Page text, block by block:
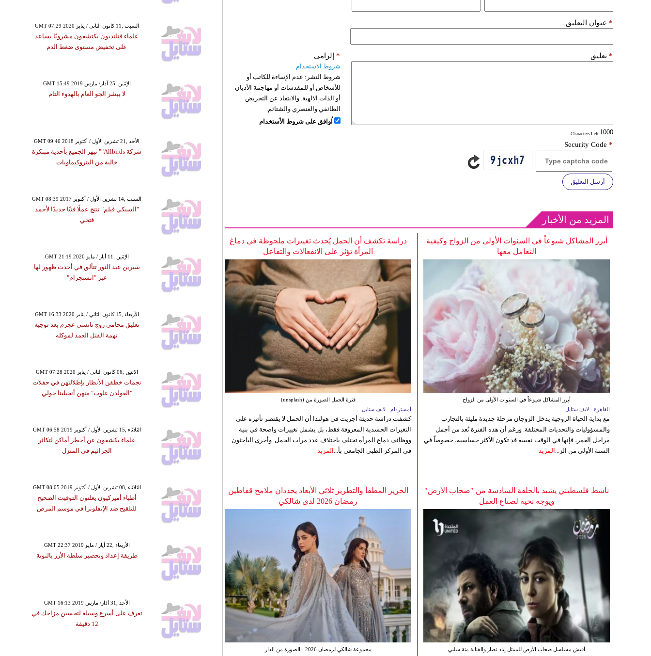
عنوان التعليق *
تعليق *
: Characters Left
إلزامي *
شروط الاستخدام
شروط النشر: عدم الإساءة للكاتب أو
للأشخاص أو للمقدسات أو مهاجمة الأديان
أو الذات الالهية. والابتعاد عن التحريض
الطائفي والعنصري والشتائم.
اُوافق على شروط الأستخدام
Security Code *
أرسل التعليق
المزيد من الأخبار
دراسة تكشف أن الحمل يُحدث تغييرات ملحوظة في دماغ
المرأة تؤثر على الانفعالات والتفاعل
فترة الحمل الصورة من (unsplash)
أمستردام - لايف ستايل
كشفت دراسة حديثة أجريت في هولندا أن الحمل لا يقتصر تأثيره على
التغيرات الجسدية المعروفة فقط، بل يشمل تغييرات واضحة في بنية
ووظائف دماغ المرأة تختلف باختلاف عدد مرات الحمل. وأجرى الباحثون
في المركز الطبي الجامعي بأ... المزيد
أبرز المشاكل شيوعاً في السنوات الأولى من الزواج وكيفية
التعامل معها
أبرز المشاكل شيوعاً في السنوات الأولى من الزواج
القاهرة - لايف ستايل
مع بداية الحياة الزوجية يدخل الزوجان مرحلة جديدة مليئة بالتجارب
والمسؤوليات والتحديات المختلفة. ورغم أن هذه الفترة تُعد من أجمل
مراحل العمر، فإنها في الوقت نفسه قد تكون الأكثر حساسية، خصوصاً في
السنة الأولى من الز... المزيد
الحرير المطفأ والتطريز ثلاثي الأبعاد يحددان ملامح قفاطين
رمضان 2026 لدى شالكي
مجموعة شالكي لرمضان 2026 - الصورة من الدار
ناشط فلسطيني يشيد بالحلقة السادسة من "صحاب الأرض"
ويوجه تحية لصناع العمل
أفيش مسلسل صحاب الأرض للممثل إياد نصار والفنانة منة شلبي
GMT 07:29 2020 السبت ,11 كانون الثاني / يناير
علماء فنلنديون يكتشفون مشروبًا يساعد
على تخفيض مستوى ضغط الدم
GMT 15:49 2019 الإثنين ,25 آذار/ مارس
لا يبشر الجو العام بالهدوء التام
GMT 09:46 2018 الأحد ,21 تشرين الأول / أكتوبر
شركة Allbirds"" تبهر الجميع بأحذية مبتكرة
خالية من البتروكيماويات
GMT 08:39 2017 السبت ,14 تشرين الأول / أكتوبر
"السبكي فيلم" تنتج عملًا فنيًا جديدًا لأحمد
فتحي
GMT 21:19 2020 الإثنين ,11 أيار / مايو
سيرين عبد النور تتألق في أحدث ظهور لها
عبر "انستجرام"
GMT 16:33 2020 الأربعاء ,15 كانون الثاني / يناير
تعليق محامي زوج نانسي عجرم بعد توجيه
تهمة القتل العمد لموكله
GMT 07:28 2020 الإثنين ,06 كانون الثاني / يناير
نجمات خطفن الأنظار بإطلالتهن في حفلات
"الغولدن غلوب" منهن أنجيلينا جولي
GMT 06:58 2019 الثلاثاء ,15 تشرين الأول / أكتوبر
علماء يكشفون عن أخطر أماكن لتكاثر
الجراثيم في المنزل
GMT 08:05 2019 الثلاثاء ,08 تشرين الأول / أكتوبر
أطباء أميركيون يعلنون التوقيت الصحيح
للتلقيح ضد الإنفلونزا في موسم المرض
GMT 22:37 2019 الأربعاء ,22 أيار / مايو
طريقة إعداد وتحضير سلطة الأرز بالتونة
GMT 16:13 2019 الأحد ,31 آذار/ مارس
تعرف على أسرع وسيلة لتحسين مزاجك في
12 دقيقة